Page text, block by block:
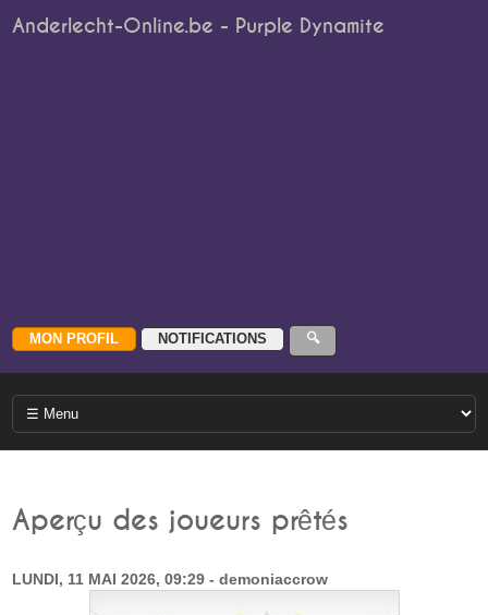
Anderlecht-Online.be - Purple Dynamite
Aperçu des joueurs prêtés
LUNDI, 11 MAI 2026, 09:29 - demoniaccrow